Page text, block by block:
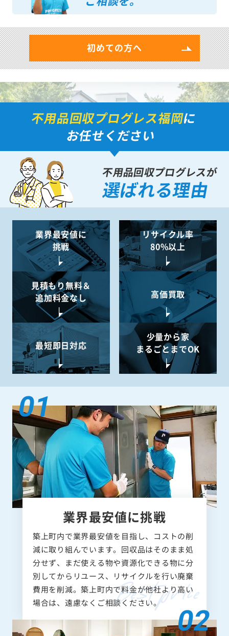
初めての方へ
不用品回収プログレス福岡に
お任せください
不用品回収プログレスが
選ばれる理由
業界最安値に
挑戦
リサイクル率
80%以上
見積もり無料＆
追加料金なし
高価買取
最短即日対応
少量から家
まるごとまでOK
業界最安値に挑戦
築上町内で業界最安値を目指し、コストの削
減に取り組んでいます。回収品はそのまま処
分せず、まだ使える物や資源化できる物に分
別してからリユース、リサイクルを行い廃棄
費用を削減。築上町内で料金が他社より高い
場合は、遠慮なくご相談ください。